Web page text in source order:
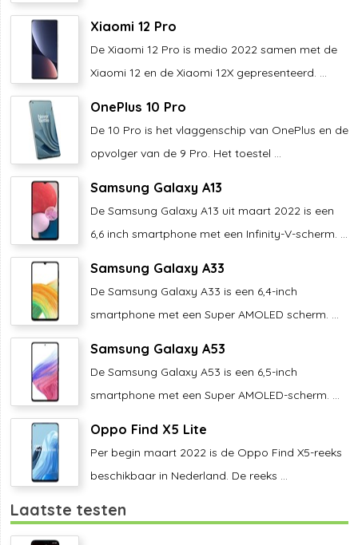
Xiaomi 12 Pro
De Xiaomi 12 Pro is medio 2022 samen met de
Xiaomi 12 en de Xiaomi 12X gepresenteerd. ...
OnePlus 10 Pro
De 10 Pro is het vlaggenschip van OnePlus en de
opvolger van de 9 Pro. Het toestel ...
Samsung Galaxy A13
De Samsung Galaxy A13 uit maart 2022 is een
6,6 inch smartphone met een Infinity-V-scherm. ...
Samsung Galaxy A33
De Samsung Galaxy A33 is een 6,4-inch
smartphone met een Super AMOLED scherm. ...
Samsung Galaxy A53
De Samsung Galaxy A53 is een 6,5-inch
smartphone met een Super AMOLED-scherm. ...
Oppo Find X5 Lite
Per begin maart 2022 is de Oppo Find X5-reeks
beschikbaar in Nederland. De reeks ...
Laatste testen